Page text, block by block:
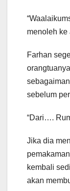
menoleh ke
Farhan
sebelum
“Dari….
Jika dia
kembali
akan